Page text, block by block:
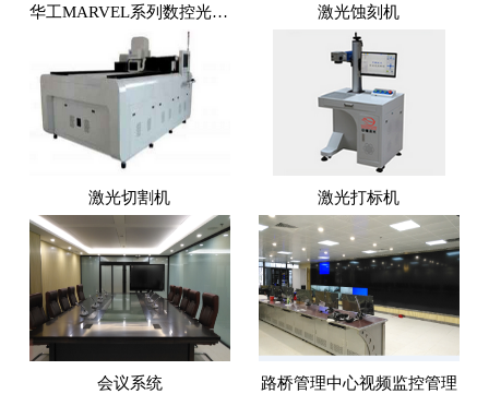
华工MARVEL系列数控光纤激光切割机 激光蚀刻机
激光切割机 激光打标机
会议系统 路桥管理中心视频监控管理